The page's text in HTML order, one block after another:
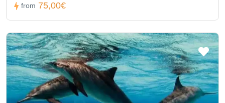
from 75,00€